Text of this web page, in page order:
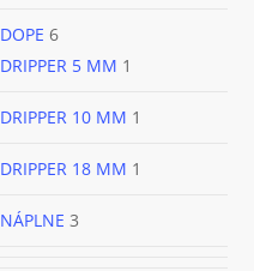
DOPE 6
DRIPPER 5 MM 1
DRIPPER 10 MM 1
DRIPPER 18 MM 1
NÁPLNE 3